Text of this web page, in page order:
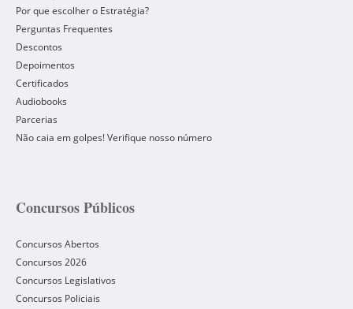
Por que escolher o Estratégia?
Perguntas Frequentes
Descontos
Depoimentos
Certificados
Audiobooks
Parcerias
Não caia em golpes! Verifique nosso número
Concursos Públicos
Concursos Abertos
Concursos 2026
Concursos Legislativos
Concursos Policiais